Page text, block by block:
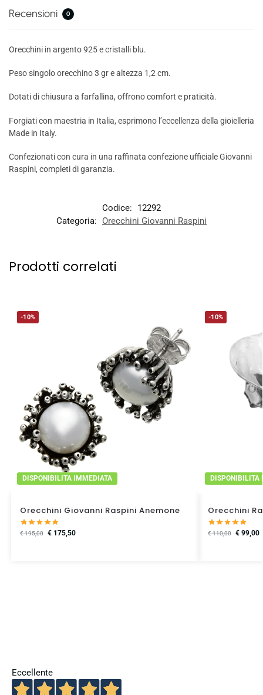
Recensioni 0
Orecchini in argento 925 e cristalli blu.
Peso singolo orecchino 3 gr e altezza 1,2 cm.
Dotati di chiusura a farfallina, offrono comfort e praticità.
Forgiati con maestria in Italia, esprimono l’eccellenza della gioielleria
Made in Italy.
Confezionati con cura in una raffinata confezione ufficiale Giovanni
Raspini, completi di garanzia.
Codice:
12292
Categoria:
Orecchini Giovanni Raspini
Prodotti correlati
-10%
DISPONIBILITA IMMEDIATA
Orecchini Giovanni Raspini Anemone
€195,00 €175,50
-10%
DISPONIBILITA
Orecchini
€110,00 €99,00
Eccellente